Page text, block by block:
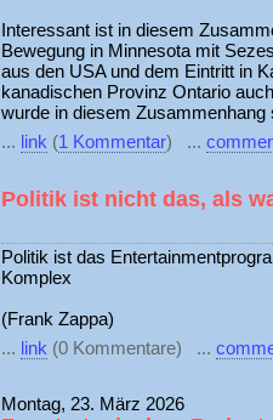
Interessant ist in diesem
Bewegung in Minnesota mit
aus den USA und dem Eintritt in
kanadischen Provinz Ontario
wurde in diesem Zusammenhang
... link (1 Kommentar) ...
Politik ist nicht das, als
Politik ist das
Komplex
(Frank Zappa)
... link (0 Kommentare) ...
Montag, 23. März 2026